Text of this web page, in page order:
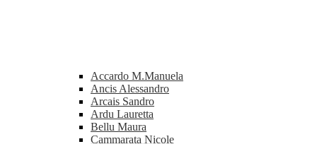
Accardo M.Manuela
Ancis Alessandro
Arcais Sandro
Ardu Lauretta
Bellu Maura
Cammarata Nicole